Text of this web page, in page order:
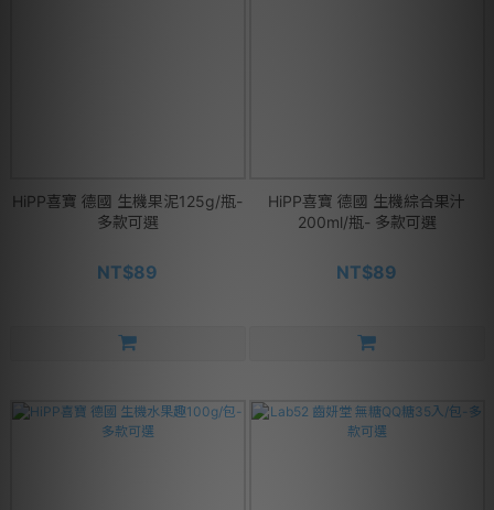
HiPP喜寶 德國 生機果泥125g/瓶-
多款可選
NT$89
HiPP喜寶 德國 生機綜合果汁
200ml/瓶- 多款可選
NT$89